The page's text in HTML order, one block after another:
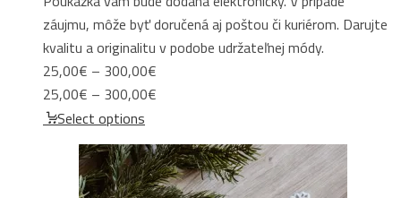
záujmu, môže byť doručená aj poštou či kuriérom. Darujte
kvalitu a originalitu v podobe udržateľnej módy.
25,00€ – 300,00€
through
300,00€
25,00€ – 300,00€
25,00€
through
300,00€
Select options